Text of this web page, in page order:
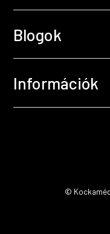
Blogok
Információk
©